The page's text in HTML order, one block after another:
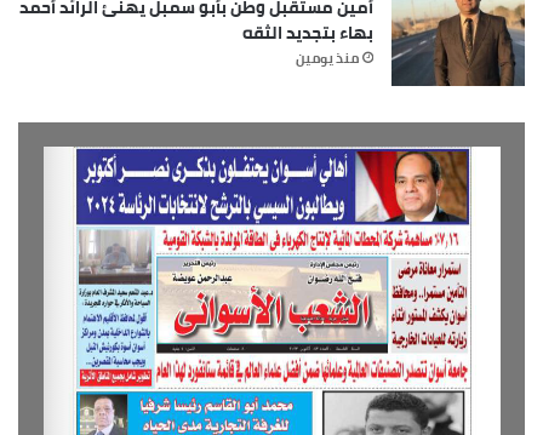
أمين مستقبل وطن بأبو سمبل يهنئ الرائد أحمد
بهاء بتجديد الثقه
منذ يومين